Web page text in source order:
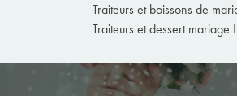
Traiteurs et boissons de
Traiteurs et dessert mariage